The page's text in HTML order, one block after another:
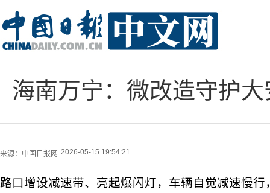
海南万宁：微改造守护
来源： 中国日报网 2026-05-15 19:54:21
路口增设减速带、亮起爆闪灯，车辆自觉减速慢